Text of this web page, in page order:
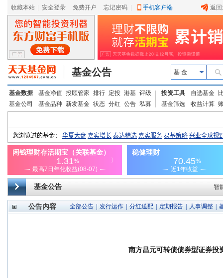
收藏本站 安全登录 免费开户 忘记密码 手机客户端 返
基金公告 基 金
基金数据 基金净值 投顾管家 排行 定投 港基 评级
基金公司
基金品种 新发基金 状态 分红 公告 私募
投资工具 自选基金
基金筛选
收益计算
基金公告 智
公告内容 全部公告 发行运作 分红送配 定期报告 人事调整
南方昌元可转债债券型证券投